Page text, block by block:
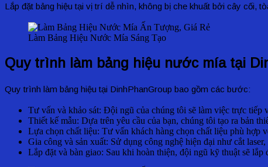
Lắp đặt bảng hiệu tại vị trí dễ nhìn, không bị che khuất bởi cây cối,
Làm Bảng Hiệu Nước Mía Sáng Tạo
Quy trình làm bảng hiệu nước mía tại
Quy trình làm bảng hiệu tại DinhPhanGroup bao gồm các bước:
Tư vấn và khảo sát: Đội ngũ của chúng tôi sẽ làm việc trực tiếp
Thiết kế mẫu: Dựa trên yêu cầu của bạn, chúng tôi tạo ra bản
Lựa chọn chất liệu: Tư vấn khách hàng chọn chất liệu phù hợp
Gia công và sản xuất: Sử dụng công nghệ hiện đại như cắt
Lắp đặt và bàn giao: Sau khi hoàn thiện, đội ngũ kỹ thuật sẽ